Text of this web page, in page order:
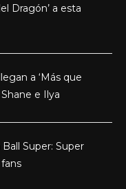
Dragón’ a esta
a ‘Más que
e Ilya
Super: Super